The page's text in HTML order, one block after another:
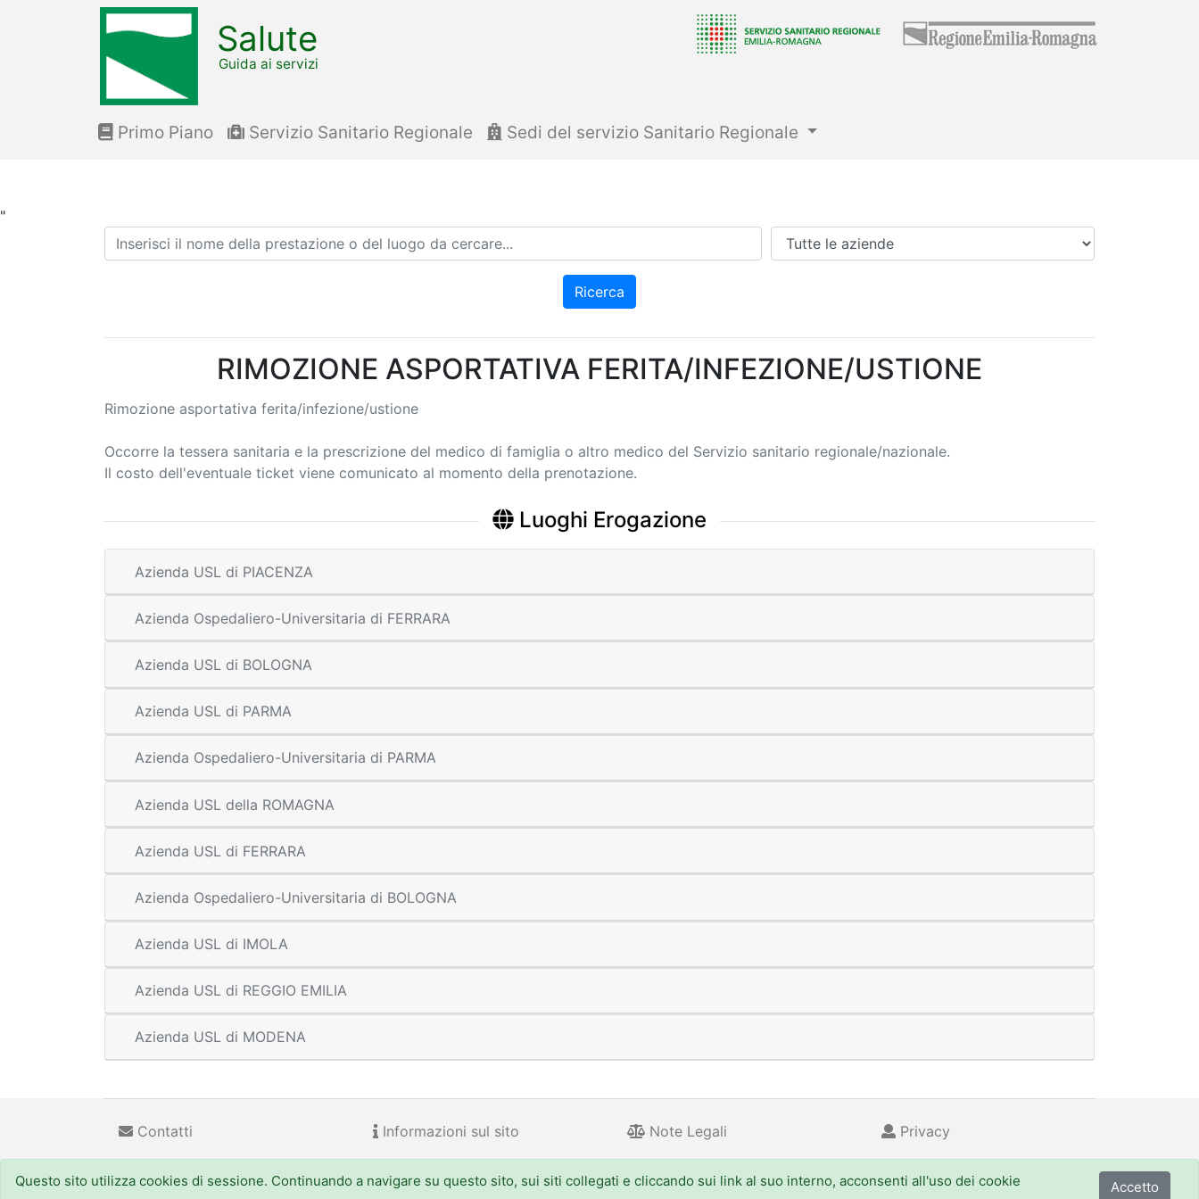
"
Salute
Guida ai servizi
Primo Piano Servizio Sanitario Regionale Sedi del servizio Sanitario Regionale
Ricerca Azienda
Ricerca
RIMOZIONE ASPORTATIVA FERITA/INFEZIONE/USTIONE
Rimozione asportativa ferita/infezione/ustione
Occorre la tessera sanitaria e la prescrizione del medico di famiglia o altro medico del Servizio sanitario regionale/nazionale.
Il costo dell'eventuale ticket viene comunicato al momento della prenotazione.
Luoghi Erogazione
Azienda USL di PIACENZA
Azienda Ospedaliero-Universitaria di FERRARA
Azienda USL di BOLOGNA
Azienda USL di PARMA
Azienda Ospedaliero-Universitaria di PARMA
Azienda USL della ROMAGNA
Azienda USL di FERRARA
Azienda Ospedaliero-Universitaria di BOLOGNA
Azienda USL di IMOLA
Azienda USL di REGGIO EMILIA
Azienda USL di MODENA
Contatti Informazioni sul sito Note Legali Privacy
Regione Emilia-Romagna(CF 800.625.903.79) - Viale Aldo Moro 52, 40127 Bologna - Centralino: 051.5271
Questo sito utilizza cookies di sessione. Continuando a navigare su questo sito, sui siti collegati e cliccando sui link al suo interno, acconsenti all'uso dei cookie Accetto